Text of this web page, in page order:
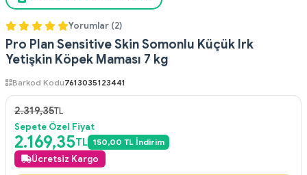
Yorumlar (2)
Pro Plan Sensitive Skin Somonlu Küçük Irk
Yetişkin Köpek Maması 7 kg
Barkod Kodu7613035123441
2.319,35TL
Sepete Özel Fiyat
2.169,35TL 150,00 TL İndirim
Ücretsiz Kargo